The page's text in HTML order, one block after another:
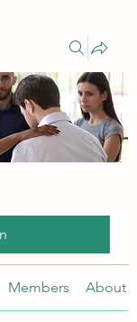
Members About